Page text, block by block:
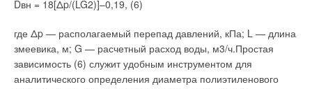
Dвн = 18[Δp/(LG2)]–0,19, (6)
где Δp — располагаемый перепад давлений, кПа; L — длина
змеевика, м; G — расчетный расход воды, м3/ч.Простая
зависимость (6) служит удобным инструментом для
аналитического определения диаметра полиэтиленового
Подобный опыт у нас уже есть, и собственникам такая
организация работы по душе. Помню, один из наших
жильцов даже ухитрялся проделывать все перечисленные
операции с чашкой кофе в руке».
Поквартирный учет – разумная необходимость
→ Изменение парадигмы проектирования